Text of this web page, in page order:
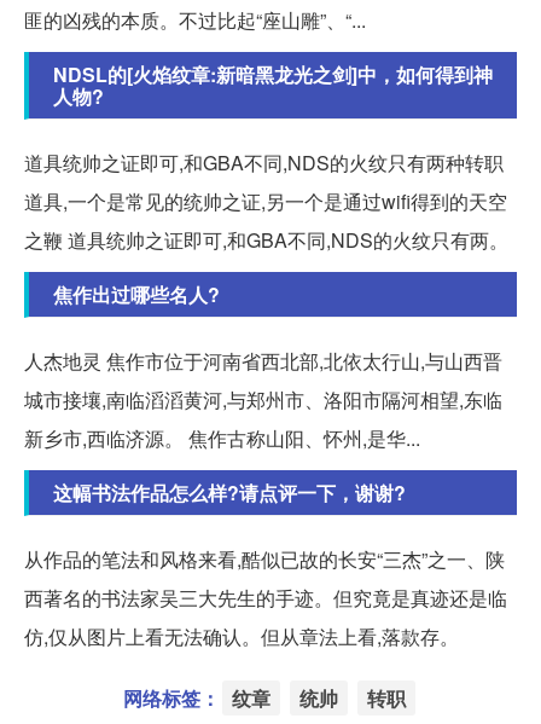
匪的凶残的本质。不过比起“座山雕”、“...
NDSL的[火焰纹章:新暗黑龙光之剑]中，如何得到神
人物?
道具统帅之证即可,和GBA不同,NDS的火纹只有两种转职
道具,一个是常见的统帅之证,另一个是通过wifi得到的天空
之鞭 道具统帅之证即可,和GBA不同,NDS的火纹只有两。
焦作出过哪些名人?
人杰地灵 焦作市位于河南省西北部,北依太行山,与山西晋
城市接壤,南临滔滔黄河,与郑州市、洛阳市隔河相望,东临
新乡市,西临济源。 焦作古称山阳、怀州,是华...
这幅书法作品怎么样?请点评一下，谢谢?
从作品的笔法和风格来看,酷似已故的长安“三杰”之一、陕
西著名的书法家吴三大先生的手迹。但究竟是真迹还是临
仿,仅从图片上看无法确认。但从章法上看,落款存。
网络标签： 纹章 统帅 转职